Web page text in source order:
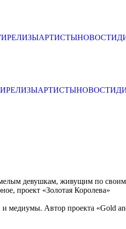
РЕЛИЗЫАРТИСТЫНОВОСТИ
РЕЛИЗЫАРТИСТЫНОВОСТИ
девушкам, живущим по
проект «Золотая Королева»
и медиумы. Автор проекта «Gold